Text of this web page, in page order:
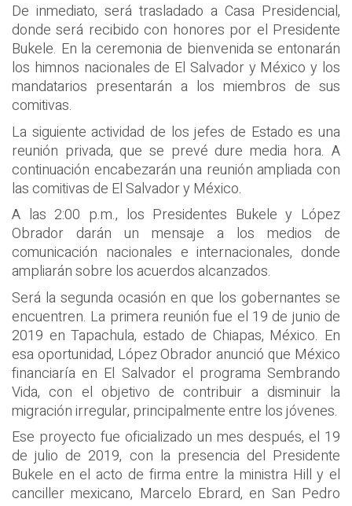
De inmediato, será trasladado a Casa Presidencial,
donde será recibido con honores por el Presidente
Bukele. En la ceremonia de bienvenida se entonarán
los himnos nacionales de El Salvador y México y los
mandatarios presentarán a los miembros de sus
comitivas.
La siguiente actividad de los jefes de Estado es una
reunión privada, que se prevé dure media hora. A
continuación encabezarán una reunión ampliada con
las comitivas de El Salvador y México.
A las 2:00 p.m., los Presidentes Bukele y López
Obrador darán un mensaje a los medios de
comunicación nacionales e internacionales, donde
ampliarán sobre los acuerdos alcanzados.
Será la segunda ocasión en que los gobernantes se
encuentren. La primera reunión fue el 19 de junio de
2019 en Tapachula, estado de Chiapas, México. En
esa oportunidad, López Obrador anunció que México
financiaría en El Salvador el programa Sembrando
Vida, con el objetivo de contribuir a disminuir la
migración irregular, principalmente entre los jóvenes.
Ese proyecto fue oficializado un mes después, el 19
de julio de 2019, con la presencia del Presidente
Bukele en el acto de firma entre la ministra Hill y el
canciller mexicano, Marcelo Ebrard, en San Pedro